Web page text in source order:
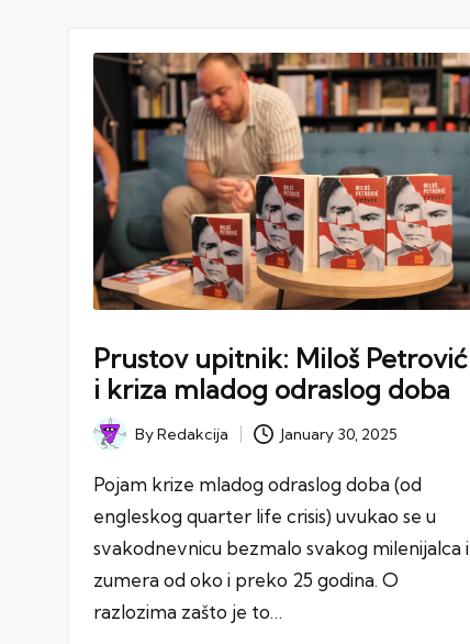
Prustov upitnik: Miloš Petrović
i kriza mladog odraslog doba
PostedByRedakcija January 30, 2025
Pojam krize mladog odraslog doba (od
engleskog quarter life crisis) uvukao se u
svakodnevnicu bezmalo svakog milenijalca i
zumera od oko i preko 25 godina. O
razlozima zašto je to…